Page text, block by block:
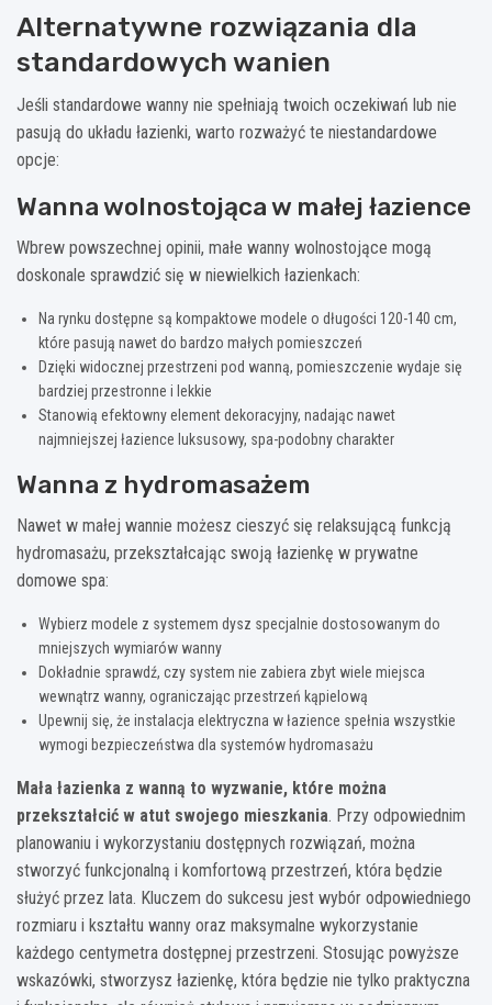
Alternatywne rozwiązania dla
standardowych wanien
Jeśli standardowe wanny nie spełniają twoich oczekiwań lub nie
pasują do układu łazienki, warto rozważyć te niestandardowe
opcje:
Wanna wolnostojąca w małej łazience
Wbrew powszechnej opinii, małe wanny wolnostojące mogą
doskonale sprawdzić się w niewielkich łazienkach:
Na rynku dostępne są kompaktowe modele o długości 120-140 cm,
które pasują nawet do bardzo małych pomieszczeń
Dzięki widocznej przestrzeni pod wanną, pomieszczenie wydaje się
bardziej przestronne i lekkie
Stanowią efektowny element dekoracyjny, nadając nawet
najmniejszej łazience luksusowy, spa-podobny charakter
Wanna z hydromasażem
Nawet w małej wannie możesz cieszyć się relaksującą funkcją
hydromasażu, przekształcając swoją łazienkę w prywatne
domowe spa:
Wybierz modele z systemem dysz specjalnie dostosowanym do
mniejszych wymiarów wanny
Dokładnie sprawdź, czy system nie zabiera zbyt wiele miejsca
wewnątrz wanny, ograniczając przestrzeń kąpielową
Upewnij się, że instalacja elektryczna w łazience spełnia wszystkie
wymogi bezpieczeństwa dla systemów hydromasażu
Mała łazienka z wanną to wyzwanie, które można
przekształcić w atut swojego mieszkania. Przy odpowiednim
planowaniu i wykorzystaniu dostępnych rozwiązań, można
stworzyć funkcjonalną i komfortową przestrzeń, która będzie
służyć przez lata. Kluczem do sukcesu jest wybór odpowiedniego
rozmiaru i kształtu wanny oraz maksymalne wykorzystanie
każdego centymetra dostępnej przestrzeni. Stosując powyższe
wskazówki, stworzysz łazienkę, która będzie nie tylko praktyczna